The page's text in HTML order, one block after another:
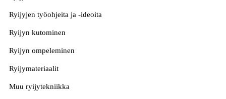
Ryijyjen työohjeita ja -ideoita
Ryijyn kutominen
Ryijyn ompeleminen
Ryijymateriaalit
Muu ryijytekniikka